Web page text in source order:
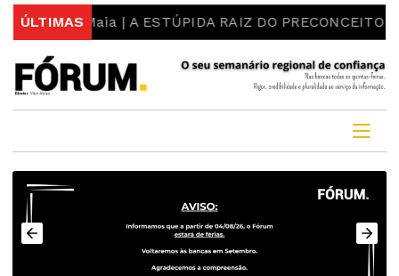
ÚLTIMAS
Maia | A ESTÚPIDA RAIZ DO PRECONCEITO E DO